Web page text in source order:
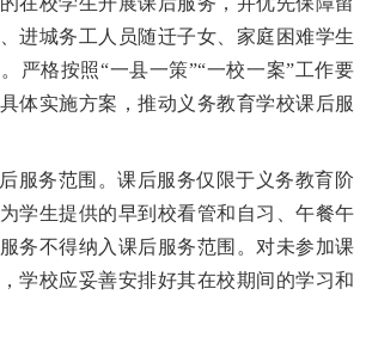
进城务工人员随迁子女、家庭困难学生
严格按照“一县一策”“一校一案”工作要
体实施方案，推动义务教育学校课后服
后服务范围。课后服务仅限于义务教育阶
学生提供的早到校看管和自习、午餐午
务不得纳入课后服务范围。对未参加课
学校应妥善安排好其在校期间的学习和